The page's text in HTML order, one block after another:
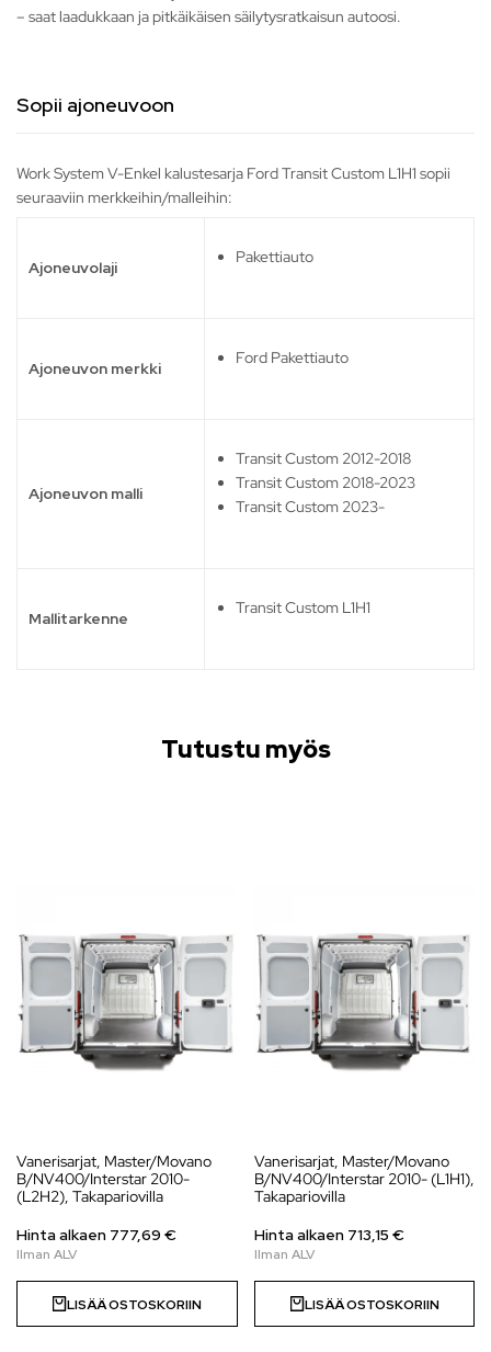
– saat laadukkaan ja pitkäikäisen säilytysratkaisun autoosi.
Sopii ajoneuvoon
Work System V-Enkel kalustesarja Ford Transit Custom L1H1 sopii
seuraaviin merkkeihin/malleihin:
Ajoneuvolaji
Pakettiauto
Ajoneuvon merkki
Ford Pakettiauto
Ajoneuvon malli
Transit Custom 2012-2018
Transit Custom 2018-2023
Transit Custom 2023-
Mallitarkenne
Transit Custom L1H1
Tutustu myös
Vanerisarjat, Master/Movano
B/NV400/Interstar 2010-
(L2H2), Takapariovilla
Hinta alkaen 777,69 €
LISÄÄ OSTOSKORIIN
Vanerisarjat, Master/Movano
B/NV400/Interstar 2010- (L1H1),
Takapariovilla
Hinta alkaen 713,15 €
LISÄÄ OSTOSKORIIN